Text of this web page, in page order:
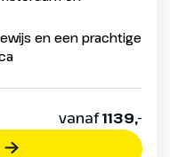
en een prachtige
vanaf1139,-